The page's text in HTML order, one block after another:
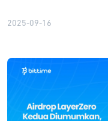
2025-09-16